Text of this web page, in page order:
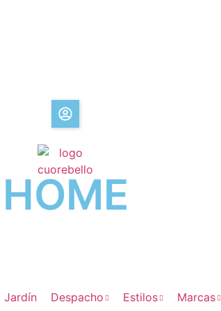
HOME
Jardín Despacho Estilos Marcas